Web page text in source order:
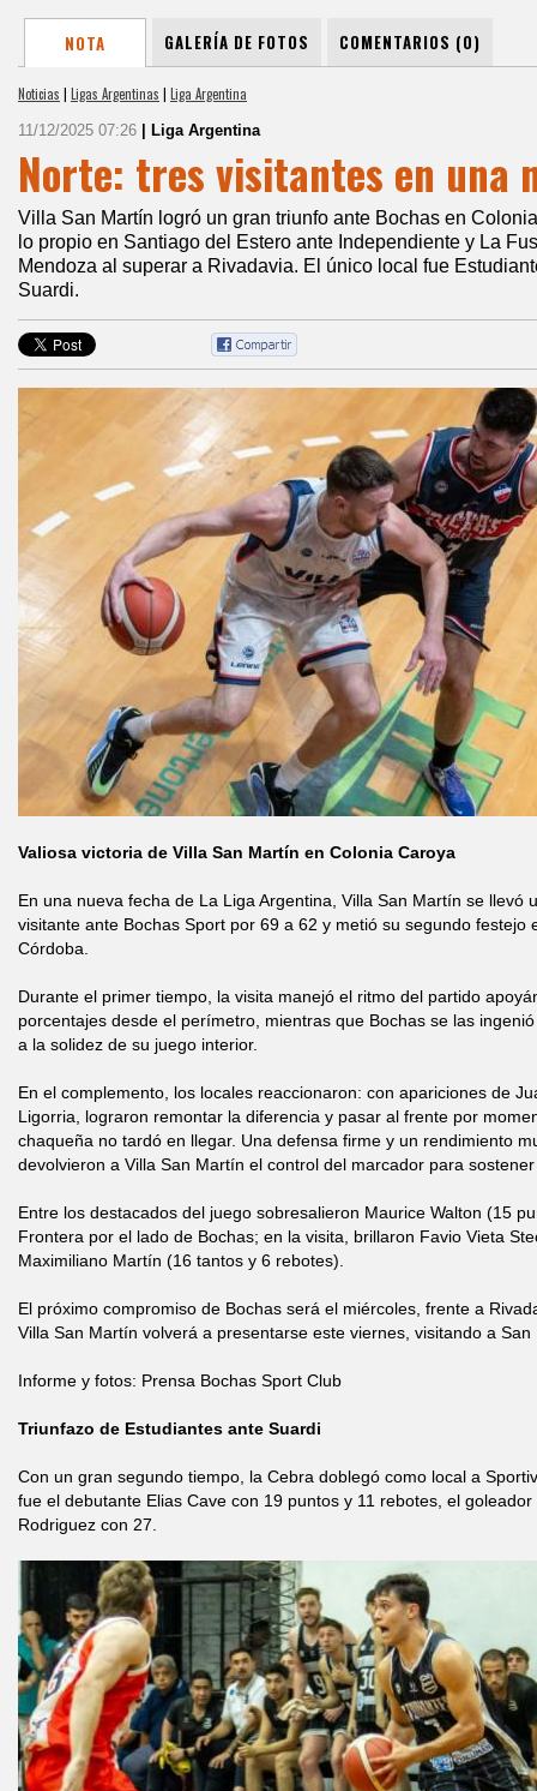
NOTA GALERÍA DE FOTOS COMENTARIOS (0)
Noticias | Ligas Argentinas | Liga Argentina
11/12/2025 07:26 | Liga Argentina
Norte: tres visitantes en una
Villa San Martín logró un gran triunfo ante Bochas en
lo propio en Santiago del Estero ante Independiente y La
Mendoza al superar a Rivadavia. El único local fue
Suardi.
Valiosa victoria de Villa San Martín en Colonia Caroya
En una nueva fecha de La Liga Argentina, Villa San Martín se llevó
visitante ante Bochas Sport por 69 a 62 y metió su segundo festejo
Córdoba.
Durante el primer tiempo, la visita manejó el ritmo del partido
porcentajes desde el perímetro, mientras que Bochas se las
a la solidez de su juego interior.
En el complemento, los locales reaccionaron: con apariciones de
Ligorria, lograron remontar la diferencia y pasar al frente por
chaqueña no tardó en llegar. Una defensa firme y un rendimiento
devolvieron a Villa San Martín el control del marcador para
Entre los destacados del juego sobresalieron Maurice Walton (15
Frontera por el lado de Bochas; en la visita, brillaron Favio Vieta
Maximiliano Martín (16 tantos y 6 rebotes).
El próximo compromiso de Bochas será el miércoles, frente a
Villa San Martín volverá a presentarse este viernes, visitando a San
Informe y fotos: Prensa Bochas Sport Club
Triunfazo de Estudiantes ante Suardi
Con un gran segundo tiempo, la Cebra doblegó como local a
fue el debutante Elias Cave con 19 puntos y 11 rebotes, el
Rodriguez con 27.